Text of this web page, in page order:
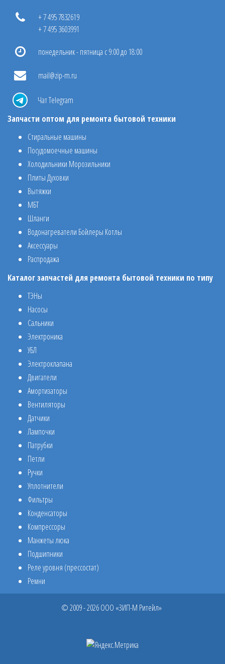
+ 7 495 7832619
+ 7 495 3603991
понедельник - пятница с 9:00 до 18:00
mail@zip-m.ru
Чат Telegram
Запчасти оптом для ремонта бытовой техники
Стиральные машины
Посудомоечные машины
Холодильники Морозильники
Плиты Духовки
Вытяжки
МБТ
Шланги
Водонагреватели Бойлеры Котлы
Аксессуары
Распродажа
Каталог запчастей для ремонта бытовой техники по типу
ТЭНы
Насосы
Сальники
Электроника
УБЛ
Электроклапана
Двигатели
Амортизаторы
Вентиляторы
Датчики
Лампочки
Патрубки
Петли
Ручки
Уплотнители
Фильтры
Конденсаторы
Компрессоры
Манжеты люка
Подшипники
Реле уровня (прессостат)
Ремни
© 2009 - 2026 ООО «ЗИП-М Ритейл»